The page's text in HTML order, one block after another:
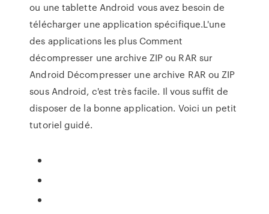
ou une tablette Android vous avez besoin de
télécharger une application spécifique.L'une
des applications les plus Comment
décompresser une archive ZIP ou RAR sur
Android Décompresser une archive RAR ou ZIP
sous Android, c'est très facile. Il vous suffit de
disposer de la bonne application. Voici un petit
tutoriel guidé.